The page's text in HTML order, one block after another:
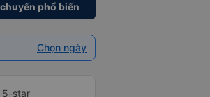
phổ biến
Chọn ngày
5-star